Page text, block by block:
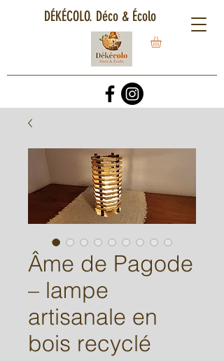
DÉKÉCOLO. Déco & Écolo
Âme de Pagode
– lampe
artisanale en
bois recyclé